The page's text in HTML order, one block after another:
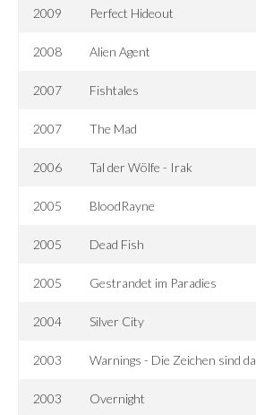
2009 Perfect Hideout
2008 Alien Agent
2007 Fishtales
2007 The Mad
2006 Tal der Wölfe - Irak
2005 BloodRayne
2005 Dead Fish
2005 Gestrandet im Paradies
2004 Silver City
2003 Warnings - Die Zeichen sind da
2003 Overnight